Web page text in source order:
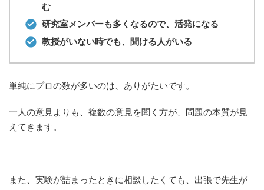
む
研究室メンバーも多くなるので、活発になる
教授がいない時でも、聞ける人がいる
単純にプロの数が多いのは、ありがたいです。
一人の意見よりも、複数の意見を聞く方が、問題の本質が見
えてきます。
また、実験が詰まったときに相談したくても、出張で先生が